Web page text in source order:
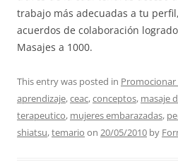
trabajo más adecuadas a tu
acuerdos de colaboración
Masajes a 1000.
This entry was posted in Promocionar
aprendizaje,ceac,conceptos, masaje
terapeutico, mujeres embarazadas,
shiatsu,temario on 20/05/2010 by